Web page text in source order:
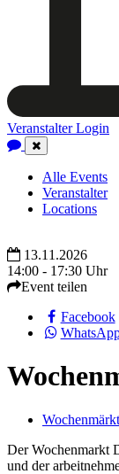
Veranstalter Login
Close
Navigation
Alle Events
Veranstalter
Locations
13.11.2026
14:00 - 17:30 Uhr
Event teilen
Facebook
Der Wochenmarkt
und der